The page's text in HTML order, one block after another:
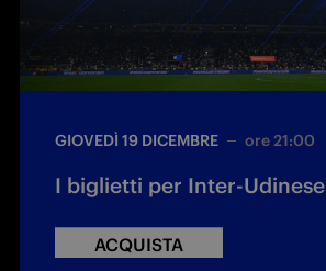
GIOVEDÌ 19 DICEMBRE ore 21:00
I biglietti per Inter-Udinese
ACQUISTA